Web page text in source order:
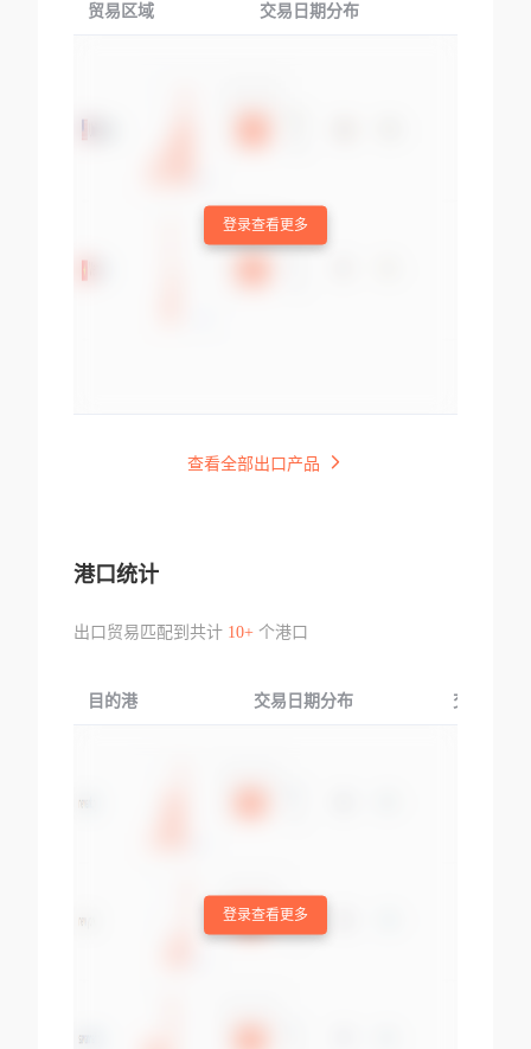
贸易区域 交易日期分布
登录查看更多
查看全部出口产品
港口统计
出口贸易匹配到共计 10+个港口
目的港 交易日期分布 交易产品
登录查看更多